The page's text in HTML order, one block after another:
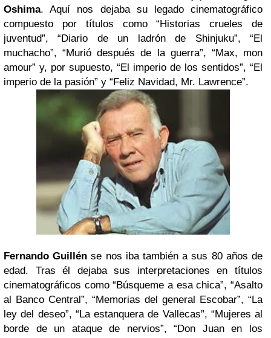
Oshima. Aquí nos dejaba su legado cinematográfico
compuesto por títulos como “Historias crueles de
juventud”, “Diario de un ladrón de Shinjuku”, “El
muchacho”, “Murió después de la guerra”, “Max, mon
amour” y, por supuesto, “El imperio de los sentidos”, “El
imperio de la pasión” y “Feliz Navidad, Mr. Lawrence”.
Fernando Guillén se nos iba también a sus 80 años de
edad. Tras él dejaba sus interpretaciones en títulos
cinematográficos como “Búsqueme a esa chica”, “Asalto
al Banco Central”, “Memorias del general Escobar”, “La
ley del deseo”, “La estanquera de Vallecas”, “Mujeres al
borde de un ataque de nervios”, “Don Juan en los